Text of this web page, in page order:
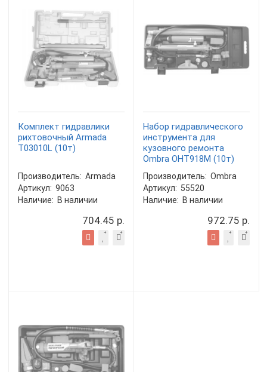
Комплект гидравлики
рихтовочный Armada
T03010L (10т)
Производитель: Armada
Артикул: 9063
Наличие: В наличии
704.45 р.
Набор гидравлического
инструмента для
кузовного ремонта
Ombra OHT918M (10т)
Производитель: Ombra
Артикул: 55520
Наличие: В наличии
972.75 р.